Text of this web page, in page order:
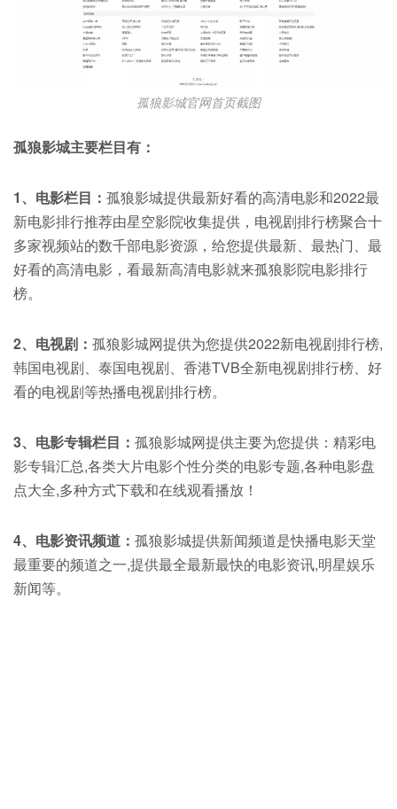
孤狼影城官网首页截图
孤狼影城主要栏目有：
1、电影栏目： 孤狼影城提供最新好看的高清电影和2022最
新电影排行推荐由星空影院收集提供，电视剧排行榜聚合十
多家视频站的数千部电影资源，给您提供最新、最热门、最
好看的高清电影，看最新高清电影就来孤狼影院电影排行
榜。
2、电视剧： 孤狼影城网提供为您提供2022新电视剧排行榜,
韩国电视剧、泰国电视剧、香港TVB全新电视剧排行榜、好
看的电视剧等热播电视剧排行榜。
3、电影专辑栏目： 孤狼影城网提供主要为您提供：精彩电
影专辑汇总,各类大片电影个性分类的电影专题,各种电影盘
点大全,多种方式下载和在线观看播放！
4、电影资讯频道： 孤狼影城提供新闻频道是快播电影天堂
最重要的频道之一,提供最全最新最快的电影资讯,明星娱乐
新闻等。